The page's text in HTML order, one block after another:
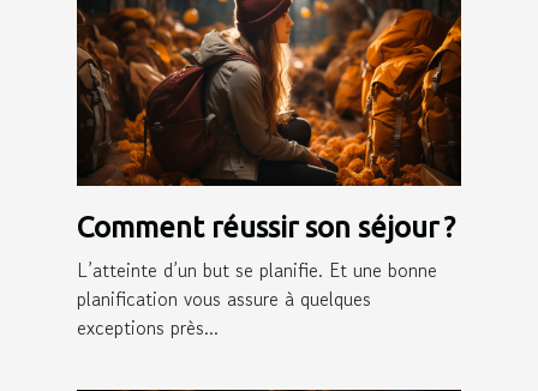
Comment réussir son séjour ?
L’atteinte d’un but se planifie. Et une bonne
planification vous assure à quelques
exceptions près...